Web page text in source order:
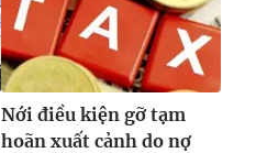
Nới điều kiện gỡ tạm
hoãn xuất cảnh do nợ